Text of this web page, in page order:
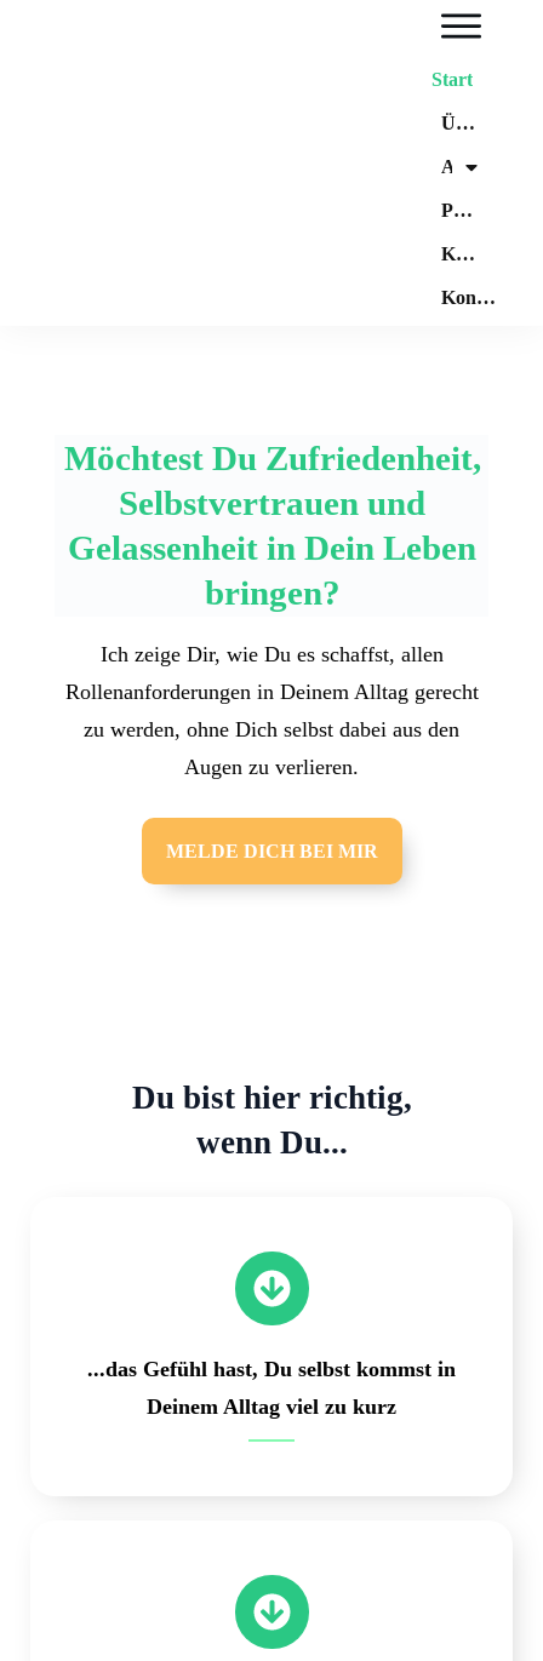
Start
Über mich
Angebote
Preisliste
Kooperationen
Kontakt
Möchtest Du Zufriedenheit,
Selbstvertrauen und
Gelassenheit in Dein Leben
bringen?
Ich zeige Dir, wie Du es schaffst, allen
Rollenanforderungen in Deinem Alltag gerecht
zu werden, ohne Dich selbst dabei aus den
Augen zu verlieren.
MELDE DICH BEI MIR
Du bist hier richtig,
wenn Du...
...das Gefühl hast, Du selbst kommst in
Deinem Alltag viel zu kurz